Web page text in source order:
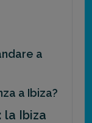
a
a Ibiza?
la Ibiza